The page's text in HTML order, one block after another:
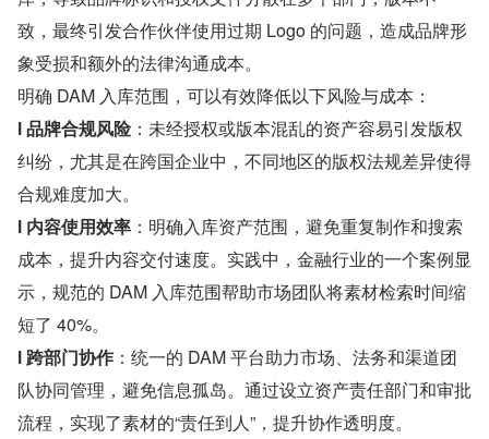
致，最终引发合作伙伴使用过期 Logo 的问题，造成品牌形
象受损和额外的法律沟通成本。
明确 DAM 入库范围，可以有效降低以下风险与成本：
l 品牌合规风险：未经授权或版本混乱的资产容易引发版权
纠纷，尤其是在跨国企业中，不同地区的版权法规差异使得
合规难度加大。
l 内容使用效率 ：明确入库资产范围，避免重复制作和搜索
成本，提升内容交付速度。实践中，金融行业的一个案例显
示，规范的 DAM 入库范围帮助市场团队将素材检索时间缩
短了 40%。
l 跨部门协作 ：统一的 DAM 平台助力市场、法务和渠道团
队协同管理，避免信息孤岛。通过设立资产责任部门和审批
流程，实现了素材的“责任到人”，提升协作透明度。